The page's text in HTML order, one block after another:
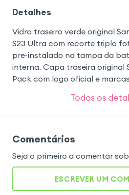
Detalhes
Vidro traseiro verde original
S23 Ultra com recorte triplo
pre-instalado na tampa da
interna. Capa traseira original
Pack com logo oficial e
Todos os
Comentários
Seja o primeiro a comentar
ESCREVER UM